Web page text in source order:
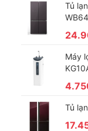
Giặt Sạch,
Chế Độ Giặt
Tủ
Máy
Tủ